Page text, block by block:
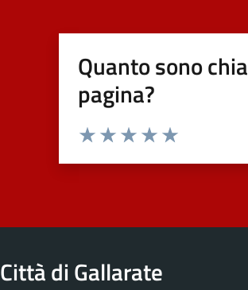
Quanto sono
pagina?
Città di Gallarate